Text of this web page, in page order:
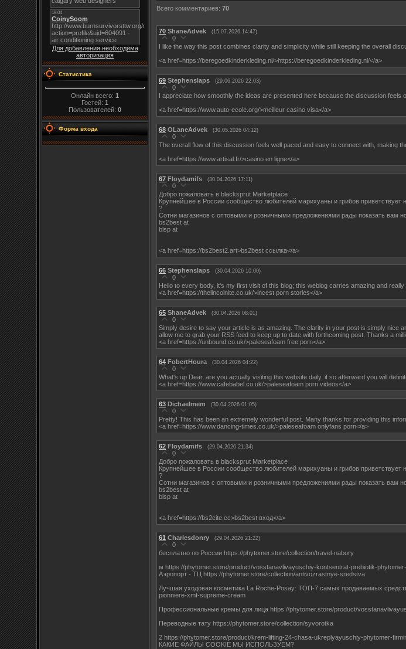
Для добавления необходима
авторизация
Статистика
Онлайн всего: 1
Гостей: 1
Пользователей: 0
Форма входа
Всего комментариев: 70
70 ShaneAdvek (15.07.2026 14:47)
0
I like the way this post combines clarity and simplicity while still keeping the overall
<a href=https://beregoedkinderkleding.nl/>https://beregoedkinderkleding.nl/</a>
69 Stephenslaps (29.06.2026 22:03)
0
I appreciate how smoothly the ideas are presented here because the discussion feels
<a href=https://www.auto-ecole.org/>meilleur casino visa</a>
68 OLaneAdvek (30.05.2026 04:12)
0
The overall flow of this discussion feels well paced and easy to connect with, making
<a href=https://www.artisal.fr/>casino en ligne</a>
67 Floydamifs (30.04.2026 17:11)
0
Добро пожаловать в blacksprut Marketplace
Крупнейшее в России сообщество любителей марихуаны и грибов приветствует
?
Сотни магазинов с оптовыми и розничными предложениями рады показать вам
bs2best at
blsp at
<a href=https://bs2best2.art>bs2best ссылка</a>
66 Stephenslaps (30.04.2026 10:00)
0
Hello to every body, it's my first visit of this blog; this weblog carries amazing and
<a href=https://thelincolnite.co.uk/>incest porn stories</a>
65 ShaneAdvek (30.04.2026 08:01)
0
Simply desire to say your article is as amazing. The clarity in your post is simply nice
allow me to grab your RSS feed to keep up to date with forthcoming post. Thanks a
<a href=https://unbound.co.uk/>paleseafoam free porn</a>
64 FobertHoura (30.04.2026 04:22)
0
What's up Dear, are you actually visiting this website daily, if so afterward you will
<a href=https://www.cafebabel.co.uk/>paleseafoam porn videos</a>
63 Dichaelmem (30.04.2026 01:05)
0
Pretty! This has been an extremely wonderful post. Many thanks for providing this
<a href=https://www.dancing-times.co.uk/>paleseafoam onlyfans porn</a>
62 Floydamifs (29.04.2026 21:34)
0
Добро пожаловать в blacksprut Marketplace
Крупнейшее в России сообщество любителей марихуаны и грибов приветствует
?
Сотни магазинов с оптовыми и розничными предложениями рады показать вам
bs2best at
blsp at
<a href=https://bs2cite.cc>bs2best вход</a>
61 Charlesdonry (29.04.2026 21:22)
0
бесплатно по России https://phytomer.store/collection/travel-nabory
м https://phytomer.store/product/vosstanavlivayuschiy-kontsentrat-prebiotik-
Аэропорт - ТЦ https://phytomer.store/collection/antivozrastnye-sredstva
Лучшая уходовая косметика La Roche-Posay: ТОП-7 самых продаваемых
pionniere-xmf-supreme-cream
Профессиональные кремы для лица https://phytomer.store/product/
Переводные тату https://phytomer.store/collection/syvorotka
2 https://phytomer.store/product/krem-lifting-24-chasa-ukreplyayuschiy-phytomer-
КАКИЕ ФАЙЛЫ COOKIE МЫ ИСПОЛЬЗУЕМ?